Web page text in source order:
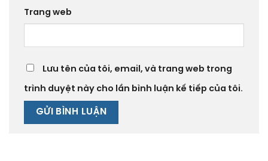
Trang web
Lưu tên của tôi, email, và trang web trong
trình duyệt này cho lần bình luận kế tiếp của tôi.